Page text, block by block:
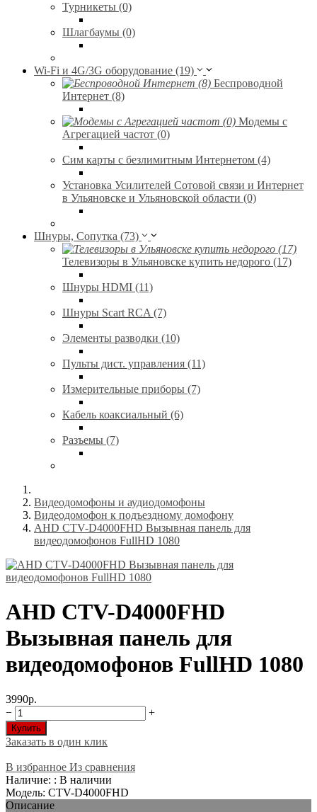
Турникеты (0)
Шлагбаумы (0)
Wi-Fi и 4G/3G оборудование (19)
Беспроводной
Интернет (8)
Модемы с
Агрегацией частот (0)
Сим карты с безлимитным Интернетом (4)
Установка Усилителей Сотовой связи и Интернет
в Ульяновске и Ульяновской области (0)
Шнуры, Сопутка (73)
Телевизоры в Ульяновске купить недорого (17)
Шнуры HDMI (11)
Шнуры Scart RCA (7)
Элементы разводки (10)
Пульты дист. управления (11)
Измерительные приборы (7)
Кабель коаксиальный (6)
Разъемы (7)
Видеодомофоны и аудиодомофоны
Видеодомофон к подъездному домофону
AHD CTV-D4000FHD Вызывная панель для
видеодомофонов FullHD 1080
AHD CTV-D4000FHD
Вызывная панель для
видеодомофонов FullHD 1080
3990р.
−
+
Купить
Заказать в один клик
В избранное Из сравнения
Наличие: : В наличии
Модель: CTV-D4000FHD
Описание